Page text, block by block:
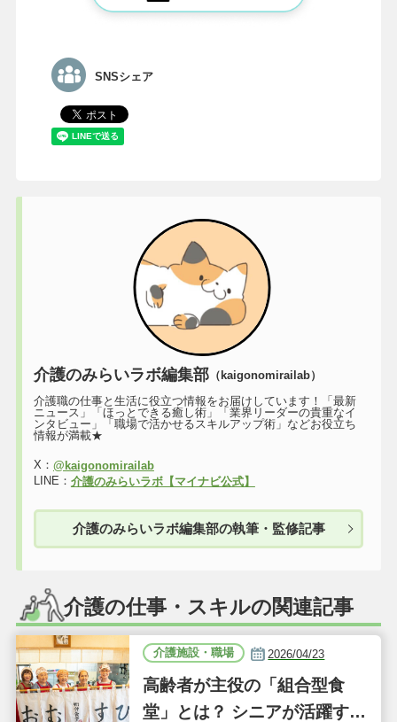
SNSシェア
介護のみらいラボ編集部（kaigonomirailab）
介護職の仕事と生活に役立つ情報をお届けしています！「最新
ニュース」「ほっとできる癒し術」「業界リーダーの貴重なイ
ンタビュー」「職場で活かせるスキルアップ術」などお役立ち
情報が満載★
X： @kaigonomirailab
LINE： 介護のみらいラボ【マイナビ公式】
介護のみらいラボ編集部の執筆・監修記事
介護の仕事・スキルの関連記事
介護施設・職場 2026/04/23
高齢者が主役の「組合型食
堂」とは？ シニアが活躍する